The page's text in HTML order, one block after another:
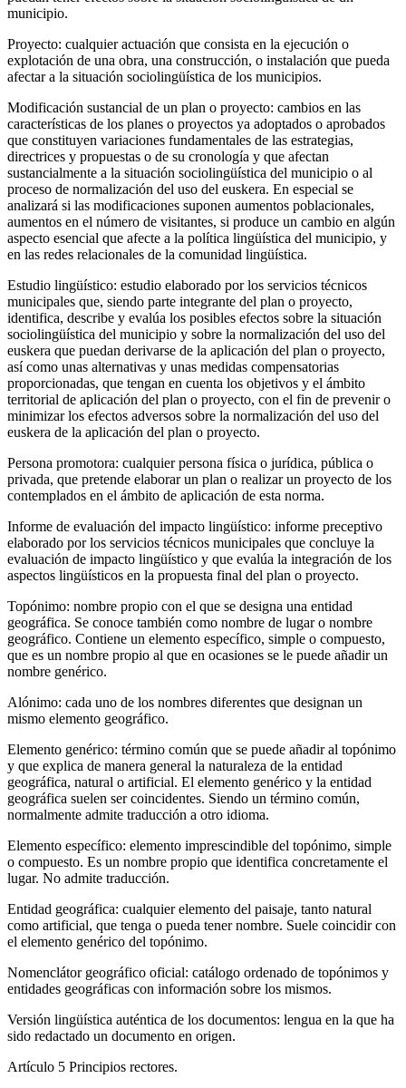
municipio.
Proyecto: cualquier actuación que consista en la ejecución o
explotación de una obra, una construcción, o instalación que pueda
afectar a la situación sociolingüística de los municipios.
Modificación sustancial de un plan o proyecto: cambios en las
características de los planes o proyectos ya adoptados o aprobados
que constituyen variaciones fundamentales de las estrategias,
directrices y propuestas o de su cronología y que afectan
sustancialmente a la situación sociolingüística del municipio o al
proceso de normalización del uso del euskera. En especial se
analizará si las modificaciones suponen aumentos poblacionales,
aumentos en el número de visitantes, si produce un cambio en algún
aspecto esencial que afecte a la política lingüística del municipio, y
en las redes relacionales de la comunidad lingüística.
Estudio lingüístico: estudio elaborado por los servicios técnicos
municipales que, siendo parte integrante del plan o proyecto,
identifica, describe y evalúa los posibles efectos sobre la situación
sociolingüística del municipio y sobre la normalización del uso del
euskera que puedan derivarse de la aplicación del plan o proyecto,
así como unas alternativas y unas medidas compensatorias
proporcionadas, que tengan en cuenta los objetivos y el ámbito
territorial de aplicación del plan o proyecto, con el fin de prevenir o
minimizar los efectos adversos sobre la normalización del uso del
euskera de la aplicación del plan o proyecto.
Persona promotora: cualquier persona física o jurídica, pública o
privada, que pretende elaborar un plan o realizar un proyecto de los
contemplados en el ámbito de aplicación de esta norma.
Informe de evaluación del impacto lingüístico: informe preceptivo
elaborado por los servicios técnicos municipales que concluye la
evaluación de impacto lingüístico y que evalúa la integración de los
aspectos lingüísticos en la propuesta final del plan o proyecto.
Topónimo: nombre propio con el que se designa una entidad
geográfica. Se conoce también como nombre de lugar o nombre
geográfico. Contiene un elemento específico, simple o compuesto,
que es un nombre propio al que en ocasiones se le puede añadir un
nombre genérico.
Alónimo: cada uno de los nombres diferentes que designan un
mismo elemento geográfico.
Elemento genérico: término común que se puede añadir al topónimo
y que explica de manera general la naturaleza de la entidad
geográfica, natural o artificial. El elemento genérico y la entidad
geográfica suelen ser coincidentes. Siendo un término común,
normalmente admite traducción a otro idioma.
Elemento específico: elemento imprescindible del topónimo, simple
o compuesto. Es un nombre propio que identifica concretamente el
lugar. No admite traducción.
Entidad geográfica: cualquier elemento del paisaje, tanto natural
como artificial, que tenga o pueda tener nombre. Suele coincidir con
el elemento genérico del topónimo.
Nomenclátor geográfico oficial: catálogo ordenado de topónimos y
entidades geográficas con información sobre los mismos.
Versión lingüística auténtica de los documentos: lengua en la que ha
sido redactado un documento en origen.
Artículo 5 Principios rectores.